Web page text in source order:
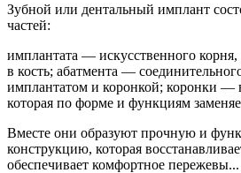
Зубной или дентальный имплант
частей:
имплантата — искусственного
в кость; абатмента —
имплантатом и коронкой; коронки —
которая по форме и функциям
Вместе они образуют прочную и
конструкцию, которая
обеспечивает комфортное пережевы...